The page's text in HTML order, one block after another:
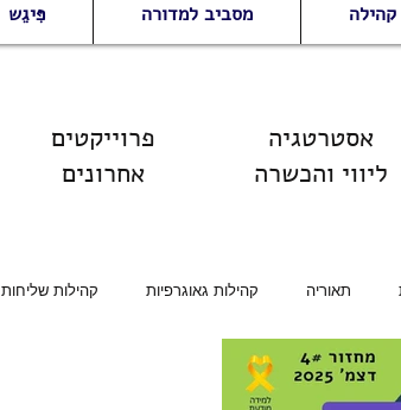
פִּיגֵש מסביב למדורה קהילה
פרוייקטים
אחרונים
אסטרטגיה
ליווי והכשרה
תאוריה קהילות גאוגרפיות קהילות שליחות
השראה משאבים/הזדמנויות